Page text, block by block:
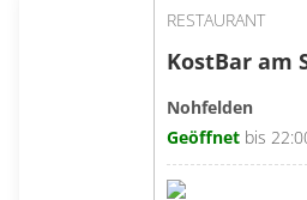
RESTAURANT
KostBar am
Nohfelden
Geöffnet bis